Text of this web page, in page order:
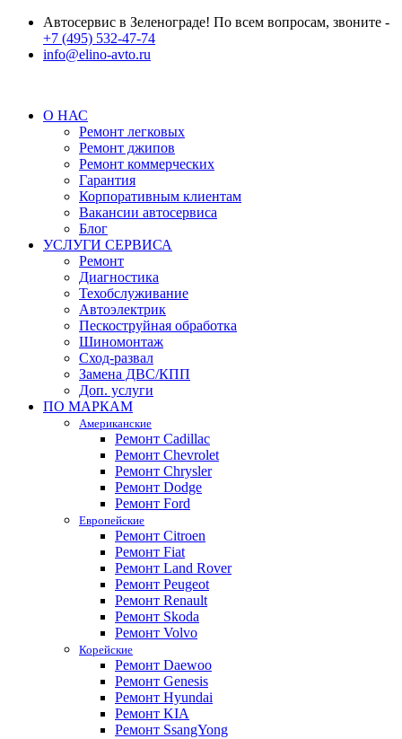
Автосервис в Зеленограде! По всем вопросам, звоните -
+7 (495) 532-47-74
info@elino-avto.ru
О НАС
Ремонт легковых
Ремонт джипов
Ремонт коммерческих
Гарантия
Корпоративным клиентам
Вакансии автосервиса
Блог
УСЛУГИ СЕРВИСА
Ремонт
Диагностика
Техобслуживание
Автоэлектрик
Пескоструйная обработка
Шиномонтаж
Сход-развал
Замена ДВС/КПП
Доп. услуги
ПО МАРКАМ
Американские
Ремонт Cadillac
Ремонт Chevrolet
Ремонт Chrysler
Ремонт Dodge
Ремонт Ford
Европейские
Ремонт Citroen
Ремонт Fiat
Ремонт Land Rover
Ремонт Peugeot
Ремонт Renault
Ремонт Skoda
Ремонт Volvo
Корейские
Ремонт Daewoo
Ремонт Genesis
Ремонт Hyundai
Ремонт KIA
Ремонт SsangYong